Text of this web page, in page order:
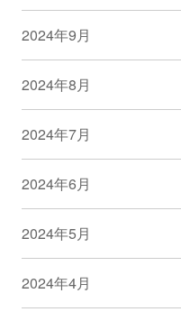
2024年9月
2024年8月
2024年7月
2024年6月
2024年5月
2024年4月